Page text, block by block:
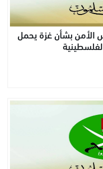
الأمن بشأن غزة يحمل